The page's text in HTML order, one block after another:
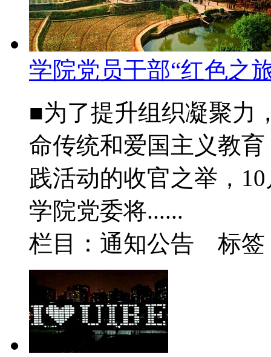
学院党员干部“红色之
■为了提升组织凝聚力
命传统和爱国主义教
践活动的收官之举，
学院党委将......
栏目：通知公告 标签